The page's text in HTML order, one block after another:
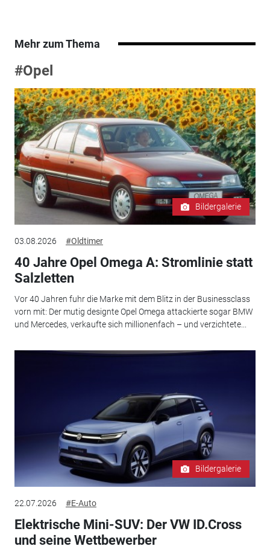
Mehr zum Thema
#Opel
Bildergalerie
03.08.2026 #Oldtimer
40 Jahre Opel Omega A: Stromlinie statt
Salzletten
Vor 40 Jahren fuhr die Marke mit dem Blitz in der Businessclass
vorn mit: Der mutig designte Opel Omega attackierte sogar BMW
und Mercedes, verkaufte sich millionenfach – und verzichtete...
Bildergalerie
22.07.2026 #E-Auto
Elektrische Mini-SUV: Der VW ID.Cross
und seine Wettbewerber